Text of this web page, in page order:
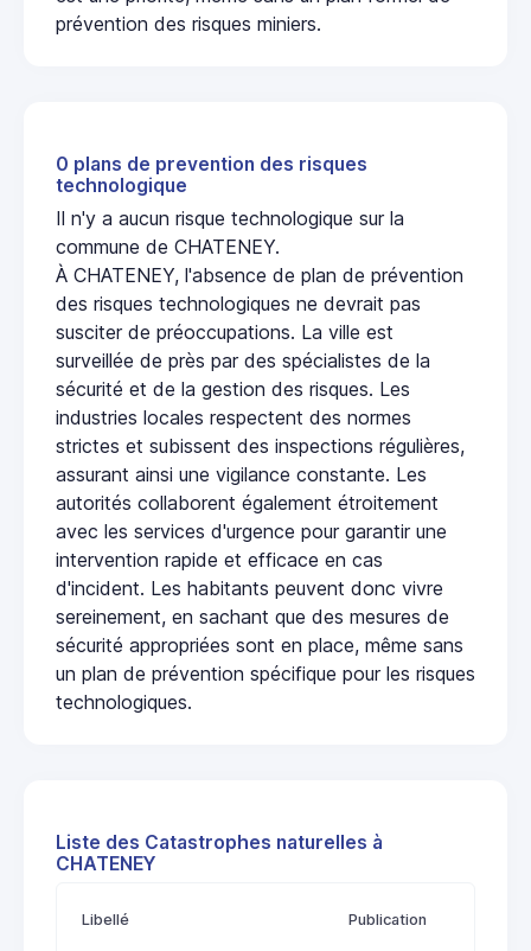
prévention des risques miniers.
0 plans de prevention des risques
technologique
Il n'y a aucun risque technologique sur la
commune de CHATENEY.
À CHATENEY, l'absence de plan de prévention
des risques technologiques ne devrait pas
susciter de préoccupations. La ville est
surveillée de près par des spécialistes de la
sécurité et de la gestion des risques. Les
industries locales respectent des normes
strictes et subissent des inspections régulières,
assurant ainsi une vigilance constante. Les
autorités collaborent également étroitement
avec les services d'urgence pour garantir une
intervention rapide et efficace en cas
d'incident. Les habitants peuvent donc vivre
sereinement, en sachant que des mesures de
sécurité appropriées sont en place, même sans
un plan de prévention spécifique pour les risques
technologiques.
Liste des Catastrophes naturelles à
CHATENEY
Libellé Publication